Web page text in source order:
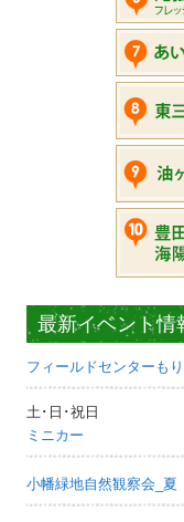
最新イベント情
フィールドセンターも
土･日･祝日
ミニカー
小幡緑地自然観察会_夏